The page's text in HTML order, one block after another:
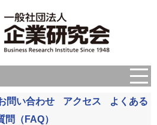
問い合わせ アクセス
よくある
問（FAQ）